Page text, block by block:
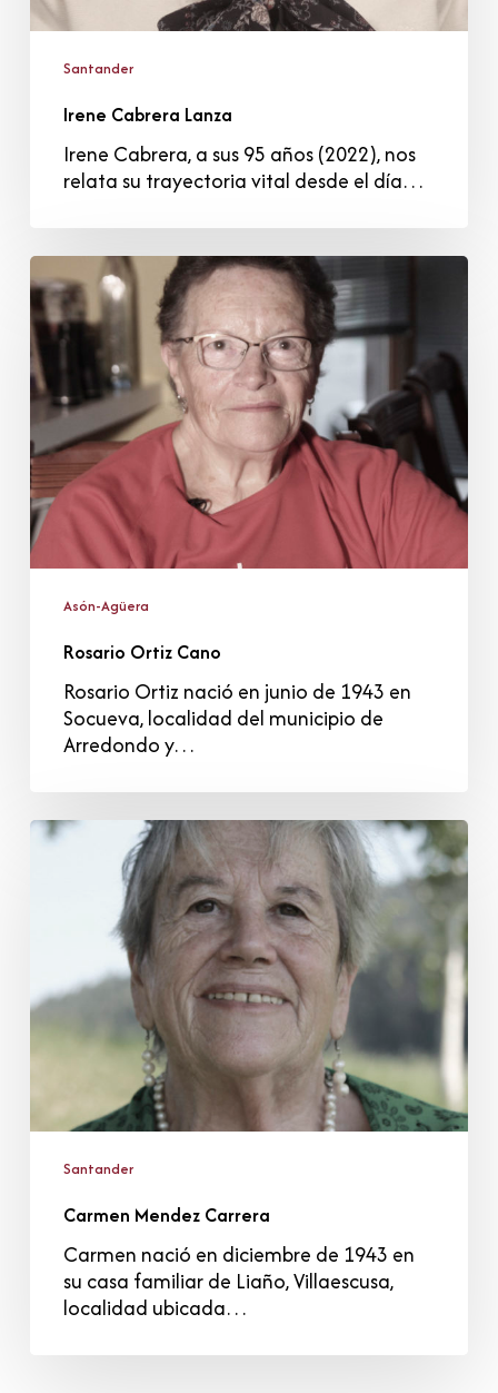
Santander
Irene Cabrera Lanza
Irene Cabrera, a sus 95 años (2022), nos
relata su trayectoria vital desde el día…
Rosario
Ortiz
Cano
Asón-Agüera
Rosario Ortiz Cano
Rosario Ortiz nació en junio de 1943 en
Socueva, localidad del municipio de
Arredondo y…
Carmen
Santander
Carmen Mendez Carrera
Carmen nació en diciembre de 1943 en
su casa familiar de Liaño, Villaescusa,
localidad ubicada…